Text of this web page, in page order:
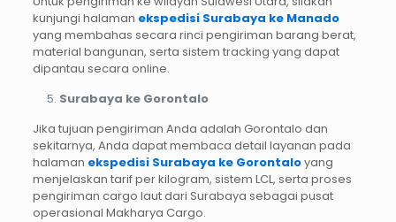
kunjungi halaman ekspedisi Surabaya ke Manado
yang membahas secara rinci pengiriman barang berat,
material bangunan, serta sistem tracking yang dapat
dipantau secara online.
Surabaya ke Gorontalo
Jika tujuan pengiriman Anda adalah Gorontalo dan
sekitarnya, Anda dapat membaca detail layanan pada
halaman ekspedisi Surabaya ke Gorontaloyang
menjelaskan tarif per kilogram, sistem LCL, serta proses
pengiriman cargo laut dari Surabaya sebagai pusat
operasional Makharya Cargo.